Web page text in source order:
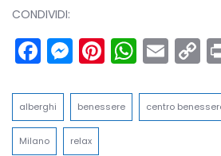
CONDIVIDI:
Facebook
Messenger
Pinterest
alberghi benessere centro
Milano relax